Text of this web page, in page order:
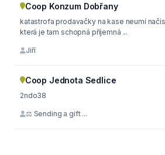
Coop Konzum Dobřany
katastrofa prodavačky na kase neumí
která je tam schopná příjemná ...
Jiří
Coop Jednota Sedlice
2ndo38
⚖ Sending a gift ...